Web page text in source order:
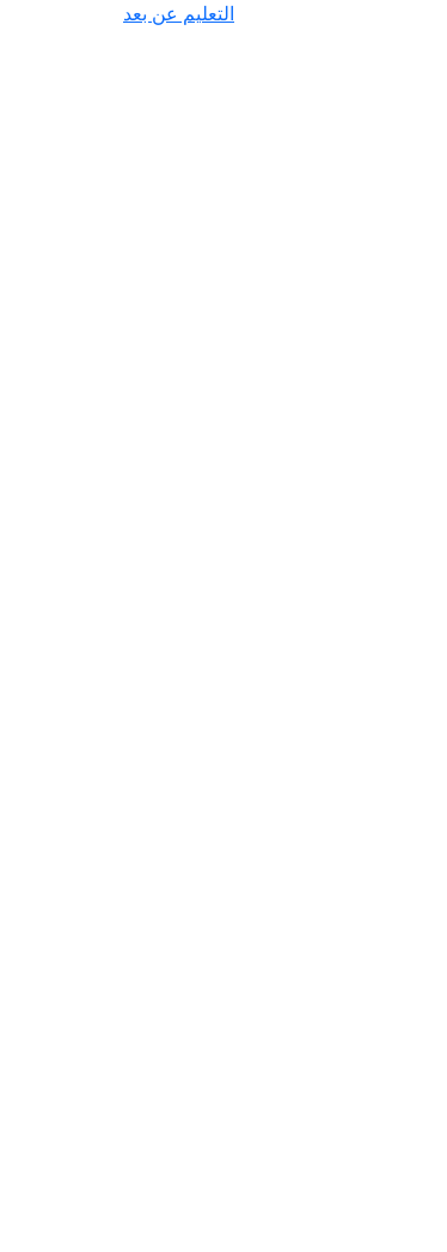
التعليم عن بعد